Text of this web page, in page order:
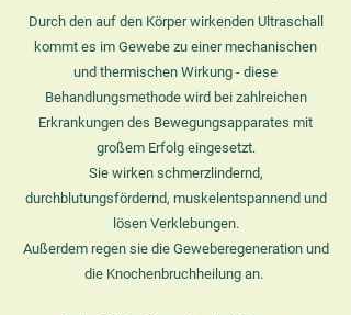
Durch den auf den Körper wirkenden Ultraschall
kommt es im Gewebe zu einer mechanischen
und thermischen Wirkung - diese
Behandlungsmethode wird bei zahlreichen
Erkrankungen des Bewegungsapparates mit
großem Erfolg eingesetzt.
Sie wirken schmerzlindernd,
durchblutungsfördernd, muskelentspannend und
lösen Verklebungen.
Außerdem regen sie die Geweberegeneration und
die Knochenbruchheilung an.